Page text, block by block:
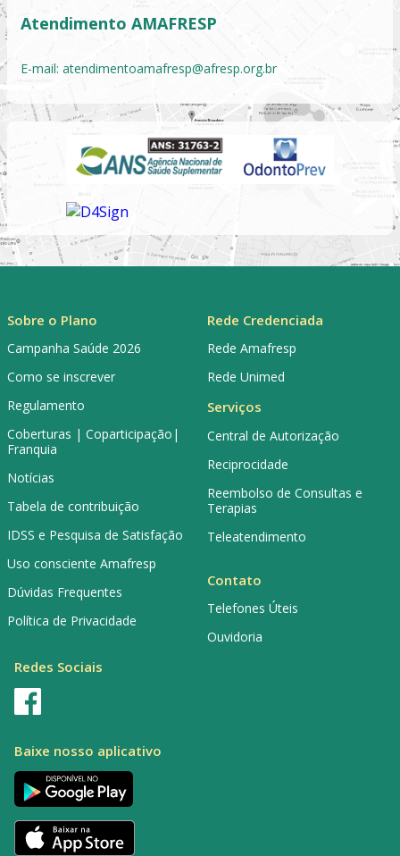
Atendimento AMAFRESP
E-mail: atendimentoamafresp@afresp.org.br
Sobre o Plano
Campanha Saúde 2026
Como se inscrever
Regulamento
Coberturas | Coparticipação|
Franquia
Notícias
Tabela de contribuição
IDSS e Pesquisa de Satisfação
Uso consciente Amafresp
Dúvidas Frequentes
Política de Privacidade
Rede Credenciada
Rede Amafresp
Rede Unimed
Serviços
Central de Autorização
Reciprocidade
Reembolso de Consultas e
Terapias
Teleatendimento
Contato
Telefones Úteis
Ouvidoria
Redes Sociais
Baixe nosso aplicativo